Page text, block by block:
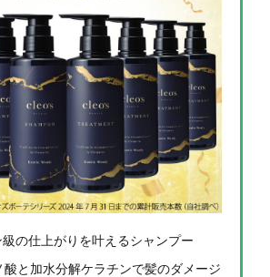
の仕上がりを叶えるシャンプー
酸と加水分解ケラチンで髪のダメージ